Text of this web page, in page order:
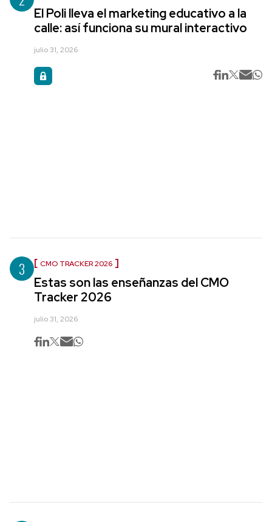
El Poli lleva el marketing educativo a la
calle: así funciona su mural interactivo
julio 31, 2026
3 CMO TRACKER 2026
Estas son las enseñanzas del CMO
Tracker 2026
julio 31, 2026